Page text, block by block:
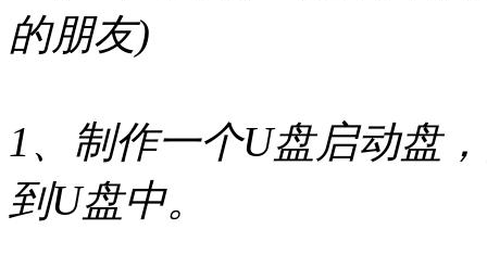
的朋友)
1、制作一个U盘启动盘
到U盘中。